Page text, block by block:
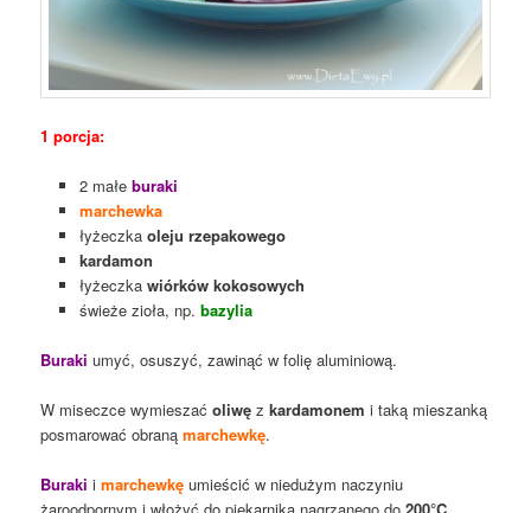
1 porcja:
2 małe buraki
marchewka
łyżeczkaoleju rzepakowego
kardamon
łyżeczka wiórków kokosowych
świeże zioła, np. bazylia
Buraki umyć, osuszyć, zawinąć w folię aluminiową.
W miseczce wymieszaćoliwę zkardamonem i taką mieszanką
posmarować obranąmarchewkę.
Buraki imarchewkę umieścić w niedużym naczyniu